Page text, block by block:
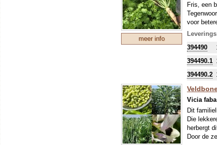
meer info
Fris, een
voor
om te
Tip: zaai
de jonge
394490
394490.1
394490.2
Vicia faba
Dit
Die
herbergt
Door de